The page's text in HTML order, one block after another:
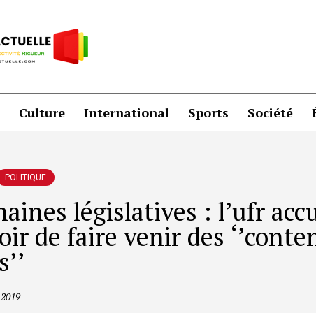
Culture International Sports Société
POLITIQUE
législatives : l’ufr
de faire venir des